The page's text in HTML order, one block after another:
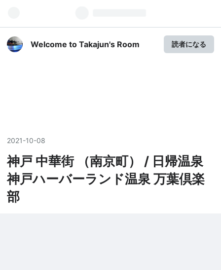
Welcome to Takajun's Room 読者になる
2021-10-08
神戸 中華街 （南京町） / 日帰温泉
神戸ハーバーランド温泉 万葉倶楽
部